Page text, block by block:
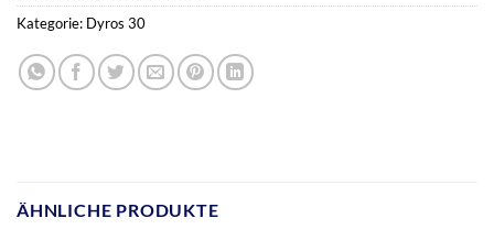
Kategorie: Dyros 30
ÄHNLICHE PRODUKTE